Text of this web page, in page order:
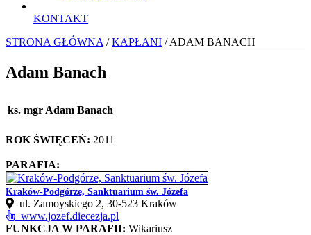
KONTAKT
STRONA GŁÓWNA /KAPŁANI / ADAM BANACH
Adam Banach
ks. mgr Adam Banach
ROK ŚWIĘCEŃ: 2011
PARAFIA:
Kraków-Podgórze, Sanktuarium św. Józefa
ul. Zamoyskiego 2, 30‑523 Kraków
www.jozef.diecezja.pl
FUNKCJA W PARAFII: Wikariusz